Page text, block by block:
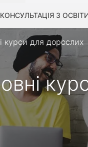
КОНСУЛЬТАЦІЯ З
курси для дорослих